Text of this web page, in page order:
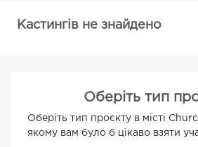
Кастингів не знайдено
Оберіть тип
Оберіть тип проєкту в місті
якому вам було б цікаво взяти